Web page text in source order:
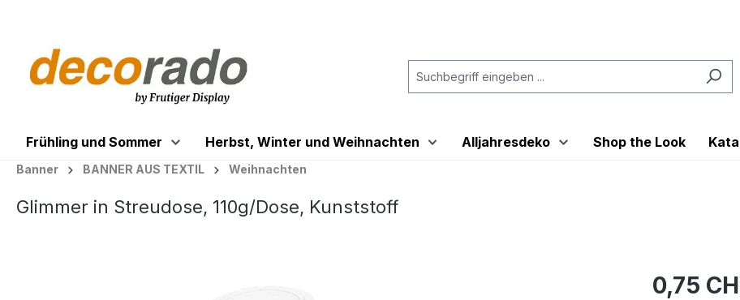
Frühling und Sommer Herbst, Winter und Weihnachten Alljahresdeko Shop the Look
Banner BANNER AUS TEXTIL Weihnachten
Glimmer in Streudose, 110g/Dose, Kunststoff
0,75